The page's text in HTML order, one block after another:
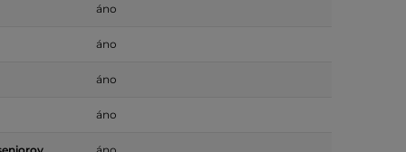
áno
áno
áno
áno